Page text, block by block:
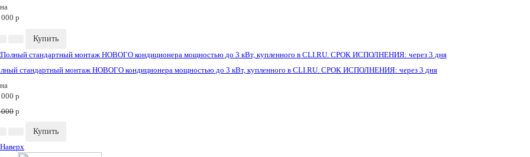
p
Купить
стандартный монтаж НОВОГО кондиционера мощностью до 3 кВт, купленного в CLI.RU. СРОК ИСПОЛНЕНИЯ: через 3 дня
p
p
Купить
Наверх